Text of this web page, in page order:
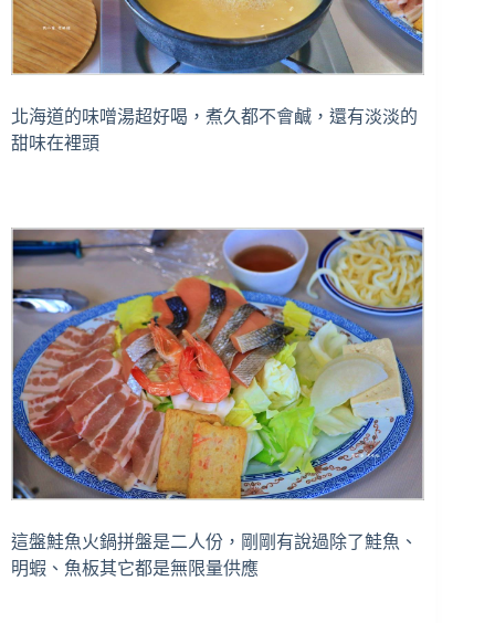
北海道的味噌湯超好喝，煮久都不會鹹，還有淡淡的
甜味在裡頭
這盤鮭魚火鍋拼盤是二人份，剛剛有說過除了鮭魚、
明蝦、魚板其它都是無限量供應